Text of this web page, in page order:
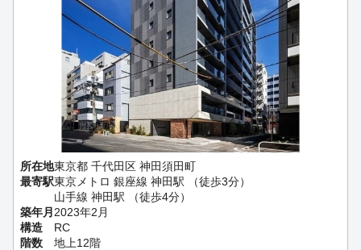
所在地東京都 千代田区 神田須田町
最寄駅東京メトロ 銀座線 神田駅 （徒歩3分）
山手線 神田駅 （徒歩4分）
築年月 2023年2月
構造
RC
階数
地上12階